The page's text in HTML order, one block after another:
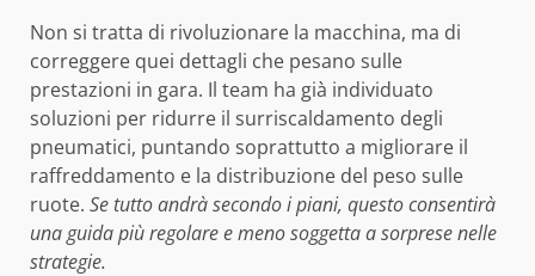
Non si tratta di rivoluzionare la macchina, ma di
correggere quei dettagli che pesano sulle
prestazioni in gara. Il team ha già individuato
soluzioni per ridurre il surriscaldamento degli
pneumatici, puntando soprattutto a migliorare il
raffreddamento e la distribuzione del peso sulle
ruote. Se tutto andrà secondo i piani, questo consentirà
una guida più regolare e meno soggetta a sorprese nelle
strategie.